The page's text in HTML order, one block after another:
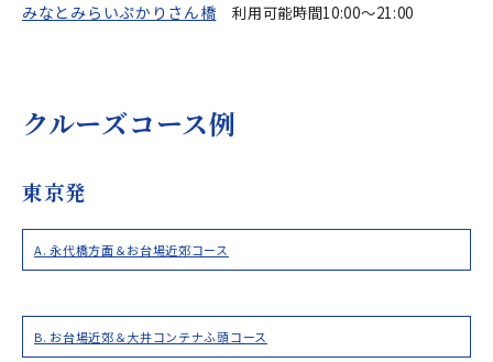
みなとみらいぷかりさん橋
利用可能時間10:00～21:00
クルーズコース例
東京発
A. 永代橋方面＆お台場近郊コース
B. お台場近郊＆大井コンテナふ頭コース